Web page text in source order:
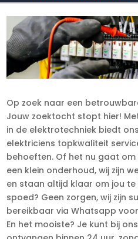
Op zoek naar een
Jouw zoektocht stopt hier!
in de elektrotechniek biedt
elektriciens topkwaliteit
behoeften. Of het nu gaat
een klein onderhoud, wij zijn
en staan altijd klaar om jou
spoed? Geen zorgen, wij zijn
bereikbaar via Whatsapp
En het mooiste? Je kunt bij